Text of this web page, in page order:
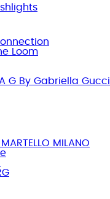
Loom
G By Gabriella Gucci
MILANO